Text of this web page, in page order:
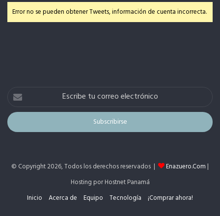
Error no se pueden obtener Tweets, información de cuenta incorrecta.
Escribe
correo
electrónico
© Copyright 2026, Todos los derechos reservados | Enazuero.Com |
Hosting por Hostnet Panamá
Inicio
Acerca de Equipo Tecnología ¡Comprar ahora!